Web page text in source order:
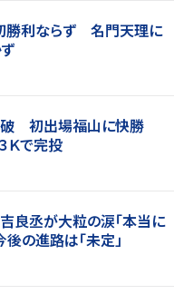
勝利ならず 名門天理に
破 初出場福山に快勝
Ｋで完投
吉良丞が大粒の涙「本当に
の進路は「未定」